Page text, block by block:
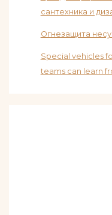
сантехника и
Огнезащита
Special vehicles
teams can learn